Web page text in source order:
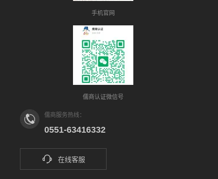
手机官网
儒商认证微信号
儒商服务热线：
0551-63416332
在线客服